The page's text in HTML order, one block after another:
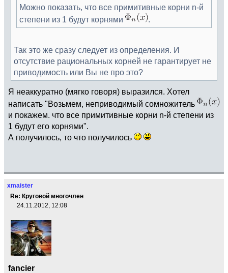
Можно показать, что все примитивные корни n-й
степени из 1 будут корнями
.
Так это же сразу следует из определения. И
отсутствие рациональных корней не гарантирует не
приводимость или Вы не про это?
Я неаккуратно (мягко говоря) выразился. Хотел
написать "Возьмем, неприводимый сомножитель
и покажем. что все примитивные корни n-й степени из
1 будут его корнями".
А получилось, то что получилось
xmaister
Re: Круговой многочлен
24.11.2012, 12:08
fancier